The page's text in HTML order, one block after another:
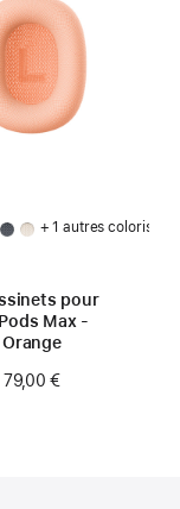
+ 1 autres coloris
pour
Max -
Orange
79,00 €